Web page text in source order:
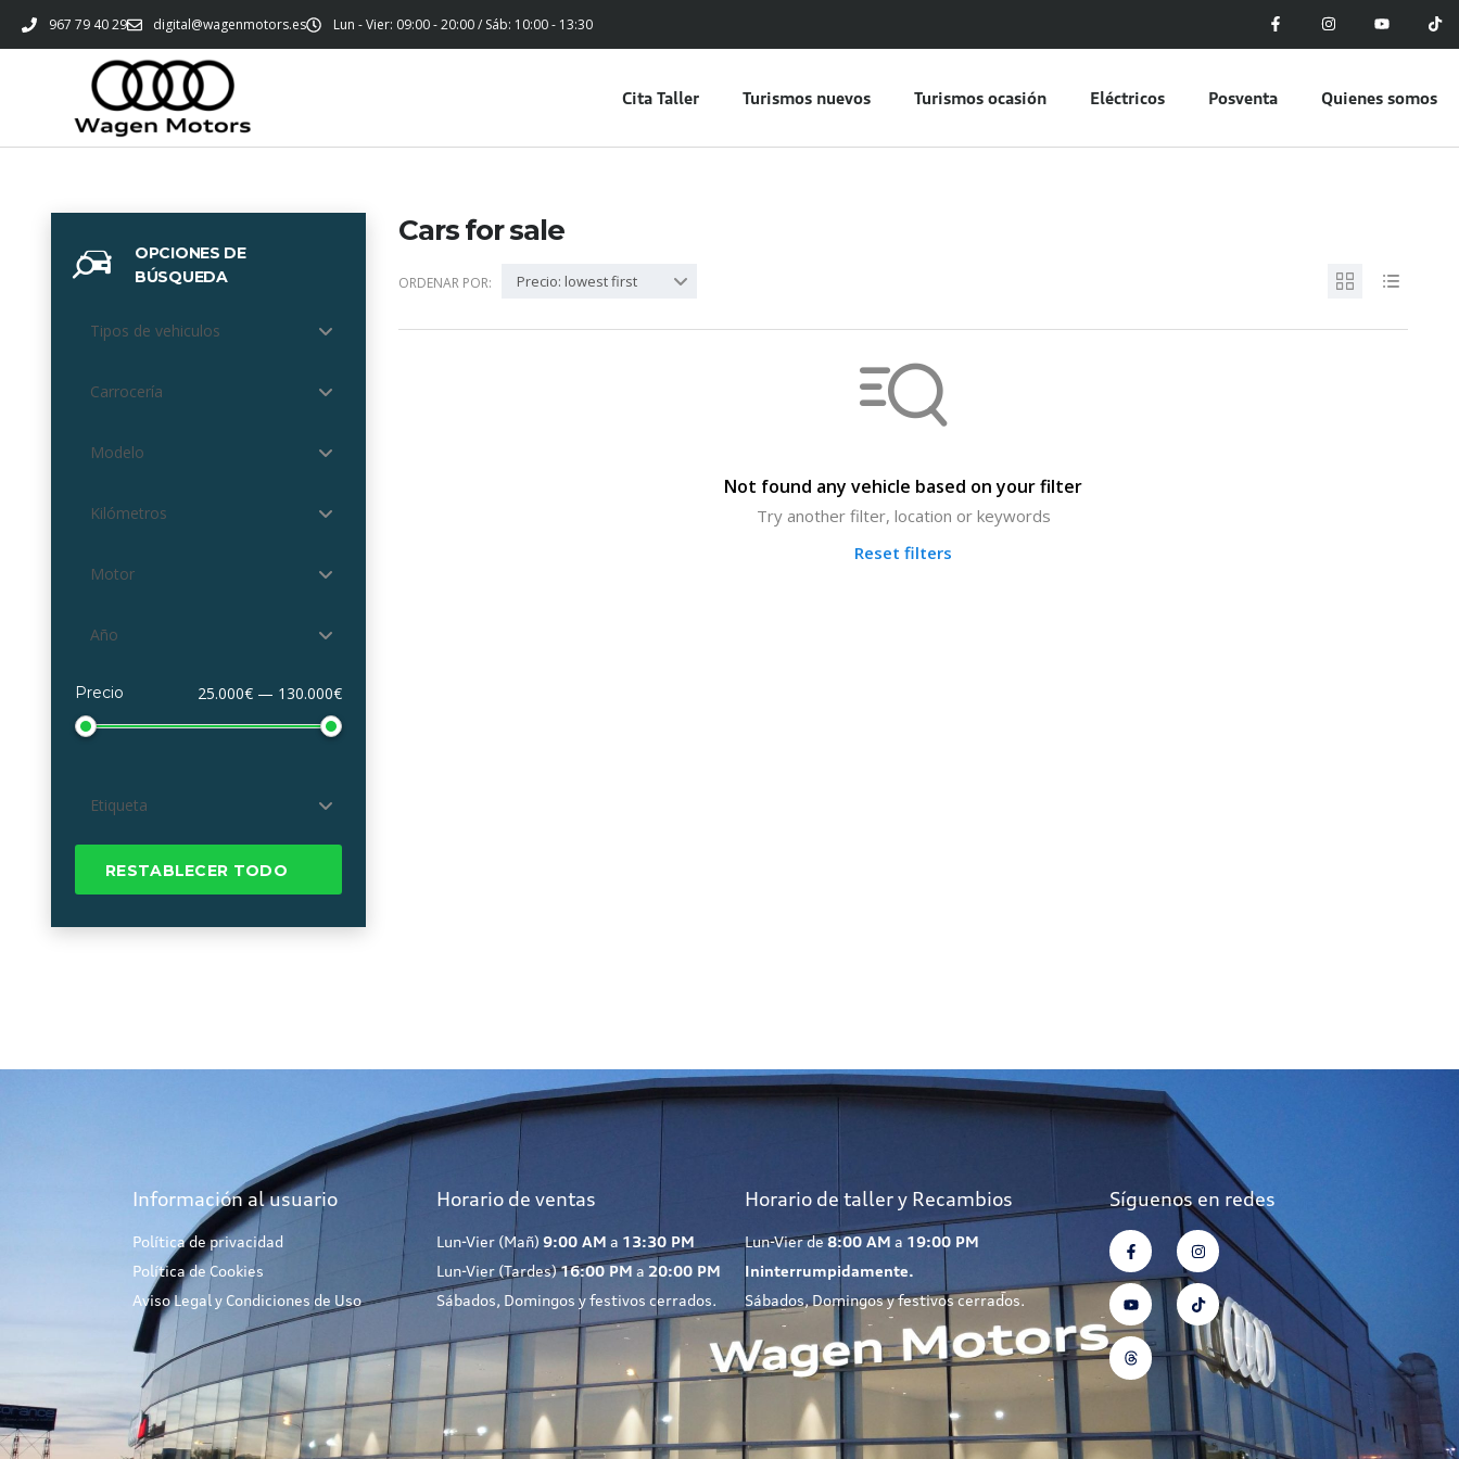
967 79 40 29 digital@wagenmotors.es Lun - Vier: 09:00 - 20:00 / Sáb: 10:00 - 13:30
Cita Taller Turismos nuevos Turismos ocasión Eléctricos Posventa Quienes somos
OPCIONES DE
BÚSQUEDA
Tipos de vehiculos
Carrocería
Modelo
Kilómetros
Motor
Año
Precio 25.000€ — 130.000€
Etiqueta
RESTABLECER TODO
Cars for sale
ORDENAR POR: Precio: lowest first
Not found any vehicle based on your filter
Try another filter, location or keywords
Reset filters
Información al usuario
Política de privacidad
Política de Cookies
Aviso Legal y Condiciones de Uso
Horario de ventas
Lun-Vier (Mañ) 9:00 AM a 13:30 PM
Lun-Vier (Tardes)16:00 PM a 20:00 PM
Sábados, Domingos y festivos cerrados.
Horario de taller y Recambios
Lun-Vier de8:00 AM a 19:00 PM
Ininterrumpidamente.
Sábados, Domingos y festivos cerrados.
Síguenos en redes